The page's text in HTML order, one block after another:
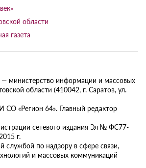
области
газета
— министерство информации и массовых
области (410042, г. Саратов, ул.
«Регион 64». Главный редактор
сетевого издания Эл № ФС77-
г.
службой по надзору в сфере связи,
и массовых коммуникаций